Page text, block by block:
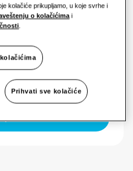
kolačiće prikupljamo, u koje svrhe i
o kolačićima i
Prihvati sve kolačiće